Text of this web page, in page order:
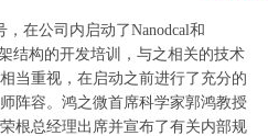
在公司内启动了Nanodcal和
结构的开发培训，与之相关的技术
当重视，在启动之前进行了充分的
阵容。鸿之微首席科学家郭鸿教授
根总经理出席并宣布了有关内部规